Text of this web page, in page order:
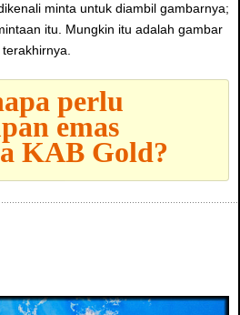
minta untuk diambil gambarnya;
itu. Mungkin itu adalah gambar
terakhirnya.
perlu
emas
KAB Gold?